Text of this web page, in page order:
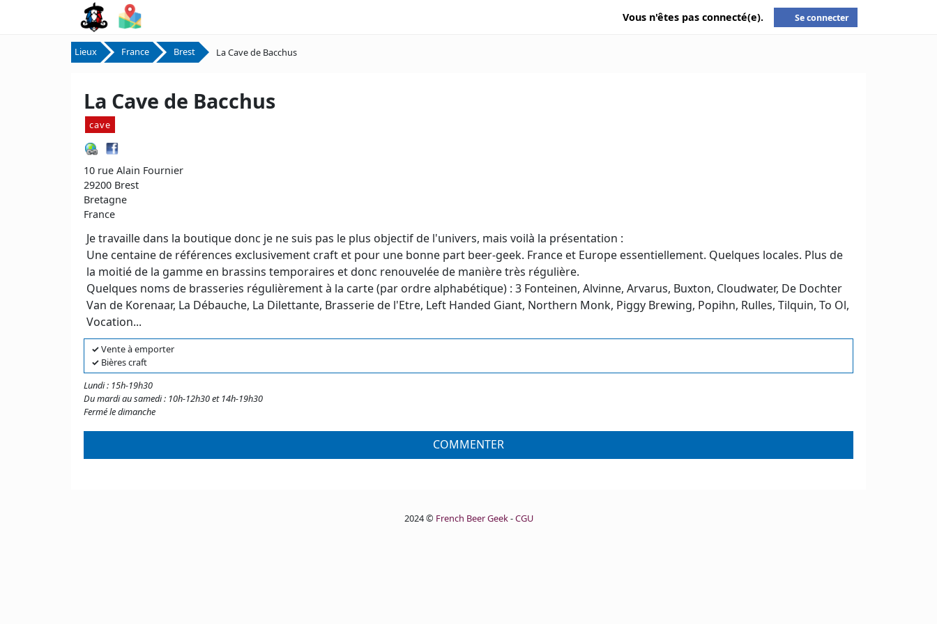
Vous n'êtes pas connecté(e). Se connecter
Lieux France Brest La Cave de Bacchus
La Cave de Bacchus
cave
10 rue Alain Fournier
29200 Brest
Bretagne
France
Je travaille dans la boutique donc je ne suis pas le plus objectif de l'univers, mais voilà la présentation :
Une centaine de références exclusivement craft et pour une bonne part beer-geek. France et Europe essentiellement. Quelques locales. Plus de
la moitié de la gamme en brassins temporaires et donc renouvelée de manière très régulière.
Quelques noms de brasseries régulièrement à la carte (par ordre alphabétique) : 3 Fonteinen, Alvinne, Arvarus, Buxton, Cloudwater, De Dochter
Van de Korenaar, La Débauche, La Dilettante, Brasserie de l'Etre, Left Handed Giant, Northern Monk, Piggy Brewing, Popihn, Rulles, Tilquin, To Ol,
Vocation...
✓Vente à emporter
✓ Bières craft
Lundi : 15h-19h30
Du mardi au samedi : 10h-12h30 et 14h-19h30
Fermé le dimanche
COMMENTER
2024 © French Beer Geek-CGU